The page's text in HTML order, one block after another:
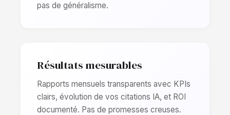
pas de généralisme.
Résultats mesurables
Rapports mensuels transparents avec KPIs
clairs, évolution de vos citations IA, et ROI
documenté. Pas de promesses creuses.